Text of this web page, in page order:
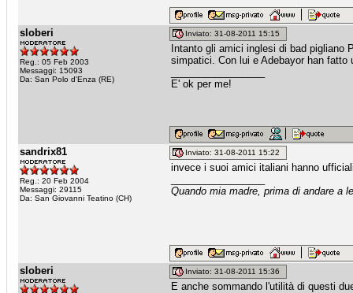
sloberi
Reg.: 05 Feb 2003
Messaggi: 15093
Da: San Polo d'Enza (RE)
Inviato: 31-08-2011 15:15
Intanto gli amici inglesi di bad pigliano
simpatici. Con lui e Adebayor han fatto
E' ok per me!
sandrix81
Reg.: 20 Feb 2004
Messaggi: 29115
Da: San Giovanni Teatino (CH)
Inviato: 31-08-2011 15:22
invece i suoi amici italiani hanno
Quando mia madre, prima di andare a
sloberi Inviato: 31-08-2011 15:36
E anche sommando l'utilità di questi